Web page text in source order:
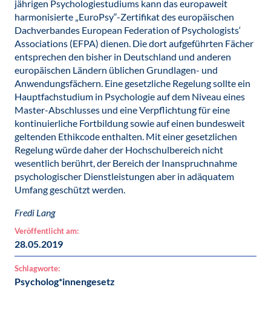
jährigen Psychologiestudiums kann das europaweit
harmonisierte „EuroPsy“-Zertifikat des europäischen
Dachverbandes European Federation of Psychologists‘
Associations (EFPA) dienen. Die dort aufgeführten Fächer
entsprechen den bisher in Deutschland und anderen
europäischen Ländern üblichen Grundlagen- und
Anwendungsfächern. Eine gesetzliche Regelung sollte ein
Hauptfachstudium in Psychologie auf dem Niveau eines
Master-Abschlusses und eine Verpflichtung für eine
kontinuierliche Fortbildung sowie auf einen bundesweit
geltenden Ethikcode enthalten. Mit einer gesetzlichen
Regelung würde daher der Hochschulbereich nicht
wesentlich berührt, der Bereich der Inanspruchnahme
psychologischer Dienstleistungen aber in adäquatem
Umfang geschützt werden.
Fredi Lang
Veröffentlicht am:
28.05.2019
Schlagworte:
Psycholog*innengesetz